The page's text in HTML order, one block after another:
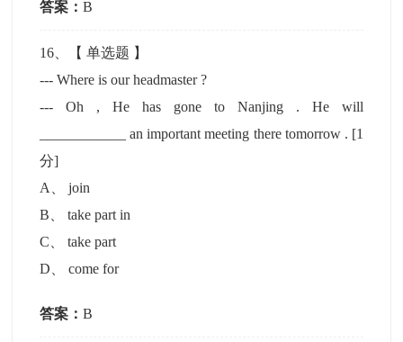
答案：B
16 、【单选题 】
--- Where is our headmaster ?
--- Oh , He has gone to Nanjing . He will
____________ an important meeting there tomorrow . [1
分]
A
、join
B 、take part in
C 、take part
D 、come for
答案：B